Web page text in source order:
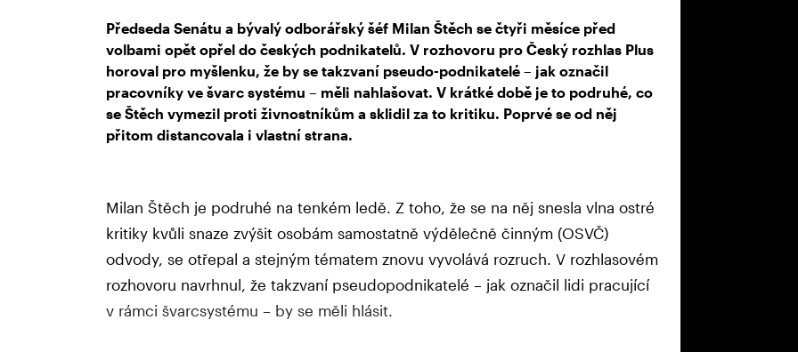
Předseda Senátu a bývalý odborářský šéf Milan Štěch se čtyři měsíce před
volbami opět opřel do českých podnikatelů. V rozhovoru pro Český rozhlas Plus
horoval pro myšlenku, že by se takzvaní pseudo-podnikatelé – jak označil
pracovníky ve švarc systému – měli nahlašovat. V krátké době je to podruhé, co
se Štěch vymezil proti živnostníkům a sklidil za to kritiku. Poprvé se od něj
přitom distancovala i vlastní strana.
Milan Štěch je podruhé na tenkém ledě. Z toho, že se na něj snesla vlna ostré
kritiky kvůli snaze zvýšit osobám samostatně výdělečně činným (OSVČ)
odvody, se otřepal a stejným tématem znovu vyvolává rozruch. V rozhlasovém
rozhovoru navrhnul, že takzvaní pseudopodnikatelé – jak označil lidi pracující
v rámci švarcsystému – by se měli hlásit.